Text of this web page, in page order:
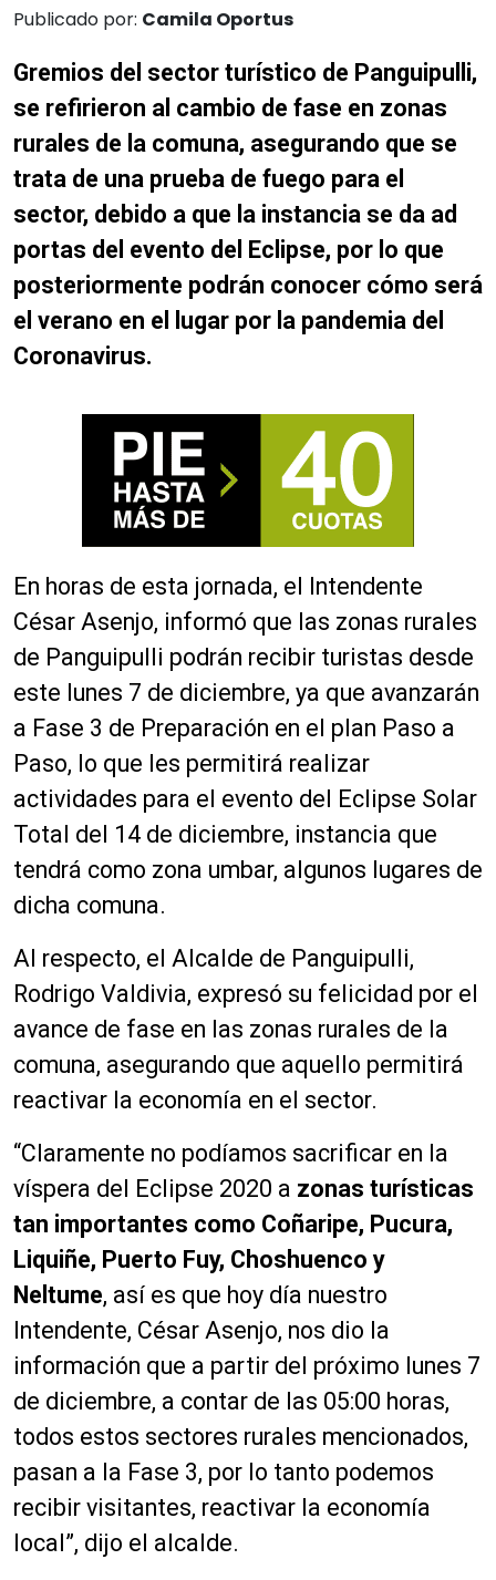
Publicado por: Camila Oportus
Gremios del sector turístico de Panguipulli,
se refirieron al cambio de fase en zonas
rurales de la comuna, asegurando que se
trata de una prueba de fuego para el
sector, debido a que la instancia se da ad
portas del evento del Eclipse, por lo que
posteriormente podrán conocer cómo será
el verano en el lugar por la pandemia del
Coronavirus.
En horas de esta jornada, el Intendente
César Asenjo, informó que las zonas rurales
de Panguipulli podrán recibir turistas desde
este lunes 7 de diciembre, ya que avanzarán
a Fase 3 de Preparación en el plan Paso a
Paso, lo que les permitirá realizar
actividades para el evento del Eclipse Solar
Total del 14 de diciembre, instancia que
tendrá como zona umbar, algunos lugares de
dicha comuna.
Al respecto, el Alcalde de Panguipulli,
Rodrigo Valdivia, expresó su felicidad por el
avance de fase en las zonas rurales de la
comuna, asegurando que aquello permitirá
reactivar la economía en el sector.
“Claramente no podíamos sacrificar en la
víspera del Eclipse 2020 a zonas turísticas
tan importantes como Coñaripe, Pucura,
Liquiñe, Puerto Fuy, Choshuenco y
Neltume, así es que hoy día nuestro
Intendente, César Asenjo, nos dio la
información que a partir del próximo lunes 7
de diciembre, a contar de las 05:00 horas,
todos estos sectores rurales mencionados,
pasan a la Fase 3, por lo tanto podemos
recibir visitantes, reactivar la economía
local”, dijo el alcalde.